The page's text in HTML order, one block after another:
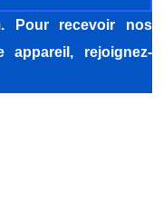
Pour recevoir nos
appareil, rejoignez-